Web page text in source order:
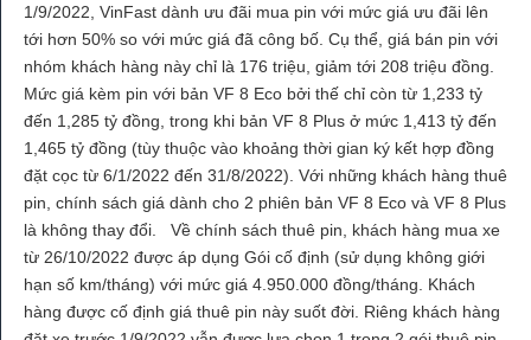
1/9/2022, VinFast dành ưu đãi mua pin với mức giá ưu đãi lên
tới hơn 50% so với mức giá đã công bố. Cụ thể, giá bán pin với
nhóm khách hàng này chỉ là 176 triệu, giảm tới 208 triệu đồng.
Mức giá kèm pin với bản VF 8 Eco bởi thế chỉ còn từ 1,233 tỷ
đến 1,285 tỷ đồng, trong khi bản VF 8 Plus ở mức 1,413 tỷ đến
1,465 tỷ đồng (tùy thuộc vào khoảng thời gian ký kết hợp đồng
đặt cọc từ 6/1/2022 đến 31/8/2022). Với những khách hàng thuê
pin, chính sách giá dành cho 2 phiên bản VF 8 Eco và VF 8 Plus
là không thay đổi. Về chính sách thuê pin, khách hàng mua xe
từ 26/10/2022 được áp dụng Gói cố định (sử dụng không giới
hạn số km/tháng) với mức giá 4.950.000 đồng/tháng. Khách
hàng được cố định giá thuê pin này suốt đời. Riêng khách hàng